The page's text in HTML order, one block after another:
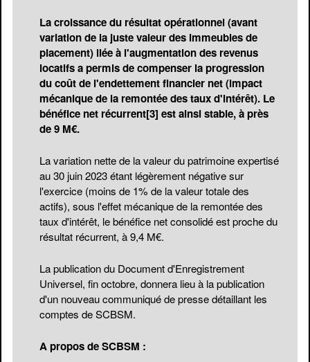
La croissance du résultat opérationnel (avant
variation de la juste valeur des immeubles de
placement) liée à l'augmentation des revenus
locatifs a permis de compenser la progression
du coût de l'endettement financier net (impact
mécanique de la remontée des taux d'intérêt). Le
bénéfice net récurrent[3] est ainsi stable, à près
de 9 M€.
La variation nette de la valeur du patrimoine expertisé
au 30 juin 2023 étant légèrement négative sur
l'exercice (moins de 1% de la valeur totale des
actifs), sous l'effet mécanique de la remontée des
taux d'intérêt, le bénéfice net consolidé est proche du
résultat récurrent, à 9,4 M€.
La publication du Document d'Enregistrement
Universel, fin octobre, donnera lieu à la publication
d'un nouveau communiqué de presse détaillant les
comptes de SCBSM.
A propos de SCBSM :